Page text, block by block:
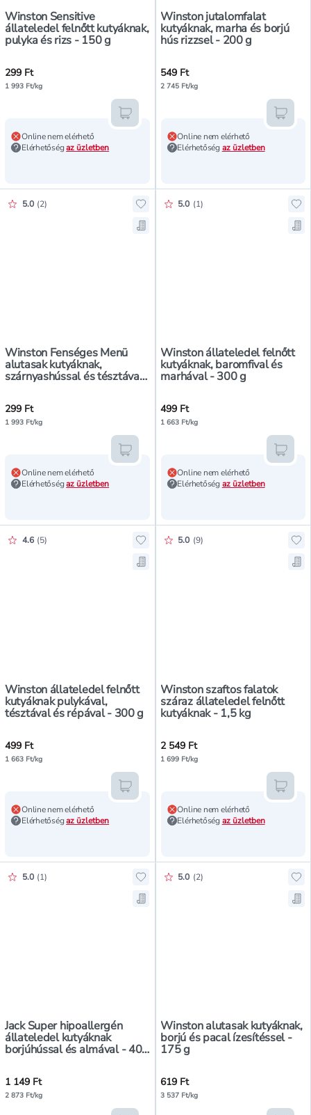
Winston Sensitive
állateledel felnőtt kutyáknak,
pulyka és rizs - 150 g
299 Ft
1 993 Ft/kg
Online nem elérhető
Elérhetőségaz üzletben
Kosárba teszem
Winston jutalomfalat
kutyáknak, marha és borjú
hús rizzsel - 200 g
549 Ft
2 745 Ft/kg
Online nem elérhető
Elérhetőség az üzletben
Winston Fenséges Menü
alutasak kutyáknak,
szárnyashússal és tésztával
Értékelés pontszáma:
5.0 (2)
Hozzáadás a kedvencekhez,
Mentés a bevásárló listára,
299 Ft
1 993 Ft/kg
Online nem elérhető
Elérhetőségaz üzletben
Kosárba teszem
Winston állateledel felnőtt
kutyáknak, baromfival és
marhával - 300 g
Értékelés pontszáma:
5.0 (1)
499 Ft
1 663 Ft/kg
Online nem elérhető
Elérhetőség az üzletben
Winston állateledel felnőtt
kutyáknak pulykával,
tésztával és répával - 300 g
Értékelés pontszáma:
4.6 (5)
Hozzáadás a kedvencekhez,
Mentés a bevásárló listára,
499 Ft
1 663 Ft/kg
Online nem elérhető
Elérhetőségaz üzletben
Kosárba teszem
Winston szaftos falatok
száraz állateledel felnőtt
kutyáknak - 1,5 kg
Értékelés pontszáma:
5.0 (9)
2 549 Ft
1 699 Ft/kg
Online nem elérhető
Elérhetőség az üzletben
Jack Super hipoallergén
állateledel kutyáknak
borjúhússal és almával - 400
Értékelés pontszáma:
5.0 (1)
Hozzáadás a kedvencekhez,
Mentés a bevásárló listára, Jack
1 149 Ft
2 873 Ft/kg
Winston alutasak kutyáknak,
borjú és pacal ízesítéssel -
175 g
Értékelés pontszáma:
5.0 (2)
619 Ft
3 537 Ft/kg